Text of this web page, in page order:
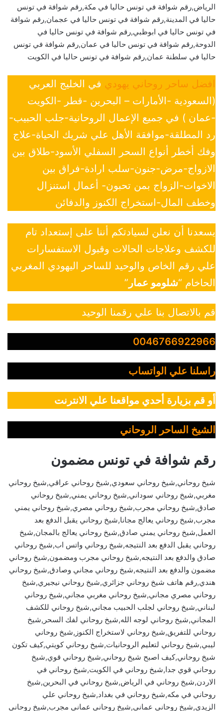
الرياض,رقم شوافة في تونس حاليا في مكة,رقم شوافة في تونس
حاليا في المدينة,رقم شوافة في تونس حاليا في عجمان,رقم شوافة
في تونس حاليا في ابوظبي,رقم شوافة في تونس حاليا في
الدوحة,رقم شوافة في تونس حاليا في عمان,رقم شوافة في تونس
حاليا في سلطنة عمان,رقم شوافة في تونس حاليا في الكويت
افضل ساحر روحاني يهودي في الخليج العربي
(السعودية -الأمارات – البحرين -قطر -الكويت
-عمان ) في جميع الإعمال الروحانية-جلب الحبيب-
رد المطلقة-موافقة الأهل علي شريك الحياة-علاج
وفك أخطر أنواع السحر السفلي الأسود-طلاق بين
الازواج-مرض-جنون-سلب ارادة-فراق بين
الاخوات-الزواج بمن تحبون- أعمال استنزال
وخطف المال-استخراج الكنوز والدفائن
يسعدنا أن نعلن لسيادتكم أننا على إستعداد تام
للكشف وعلاجات الحالات وقبول الاستفسارات
علي رقم الخاص والوحيد للساحر اليهودي المغربي
الحاخام “شلومو عمار ”
قم بالاتصال بنا علي رقمنا الوحيد
0046766922966
راسلنا علي الواتساب
أو قم بزيارة أحدي مواقعنا علي الانترنت
الشيخ الساحر الروحاني
رقم شوافة في تونس مضمون
شيخ روحاني,شيخ روحاني سعودي,شيخ روحاني عراقي,شيخ روحاني
مغربي,شيخ روحاني سوداني,شيخ روحاني يمني,شيخ روحاني
صادق,شيخ روحاني مجرب,شيخ روحاني مصري,شيخ روحاني يمني
مجرب,شيخ روحاني يعالج مجانا,شيخ روحاني يقبل الدفع بعد
العمل,شيخ روحاني يمني صادق,شيخ روحاني يعالج بالمجان,شيخ
روحاني يقبل الدفع بعد النتيجه,شيخ روحاني واتس اب,شيخ روحاني
صادق والدفع بعد النتيجه,شيخ روحاني مجرب ومضمون,شيخ روحاني
مضمون والدفع بعد النتيجه,شيخ روحاني مجاني وصادق,شيخ روحاني
هندي,رقم هاتف شيخ روحاني جزائري,شيخ روحاني نيجيري,شيخ
روحاني مصري مجاني,شيخ روحاني مغربي مجاني,شيخ روحاني
لبناني,شيخ روحاني لجلب الحبيب مجاني,شيخ روحاني للكشف
المجاني,شيخ روحاني لوجه الله,شيخ روحاني لفك السحر,شيخ
روحاني للتفريق,شيخ روحاني لاستخراج الكنوز,شيخ روحاني
ليبي,شيخ روحاني لتعليم الروحانيات,شيخ روحاني كويتي,كيف تكون
شيخ روحاني,كيف اصبح شيخ روحاني,شيخ روحاني قوي,شيخ
روحاني قوي جدا,شيخ روحاني في الكويت,شيخ روحاني في
الاردن,شيخ روحاني في الرياض,شيخ روحاني في البحرين,شيخ
روحاني في مكه,شيخ روحاني في بغداد,شيخ روحاني علي
الزيدي,شيخ روحاني عماني,شيخ روحاني عماني مجرب,شيخ روحاني